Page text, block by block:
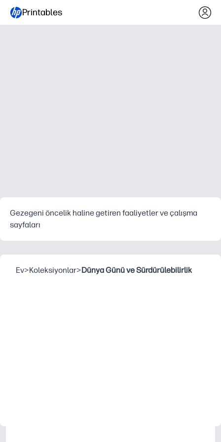
Printables
Gezegeni öncelik haline getiren faaliyetler ve çalışma
sayfaları
Ev>Koleksiyonlar>Dünya Günü ve Sürdürülebilirlik